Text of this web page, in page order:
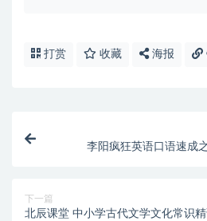
打赏 收藏 海报
李阳疯狂英语口语速成
下一篇
北辰课堂 中小学古代文学文化常识